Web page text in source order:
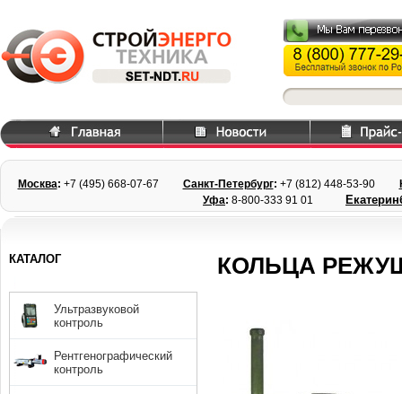
Москва: +7 (495) 668-07-67 Санкт-Петербург: +7 (812) 448-53-90
Уфа: 8-800-333 91 01
КОЛЬЦА
КАТАЛОГ
Ультразвуковой
контроль
Рентгенографический
контроль